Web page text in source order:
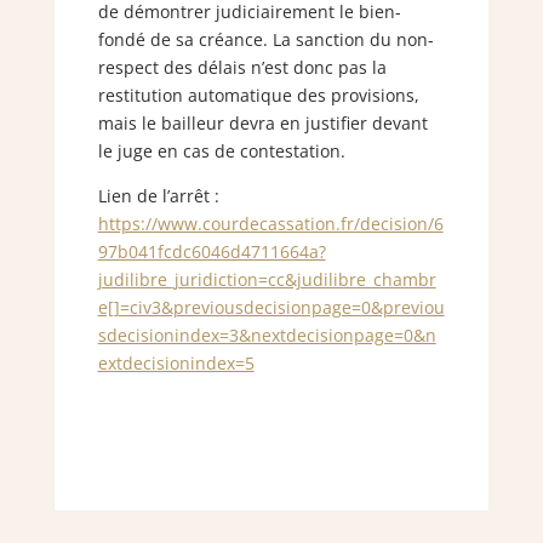
de démontrer judiciairement le bien-
fondé de sa créance. La sanction du non-
respect des délais n’est donc pas la
restitution automatique des provisions,
mais le bailleur devra en justifier devant
le juge en cas de contestation.
Lien de l’arrêt :
https://www.courdecassation.fr/decision/6
97b041fcdc6046d4711664a?
judilibre_juridiction=cc&judilibre_chambr
e[]=civ3&previousdecisionpage=0&previou
sdecisionindex=3&nextdecisionpage=0&n
extdecisionindex=5